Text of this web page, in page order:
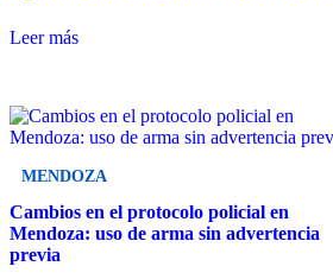
Leer más
MENDOZA
Cambios en el protocolo policial en
Mendoza: uso de arma sin advertencia
previa